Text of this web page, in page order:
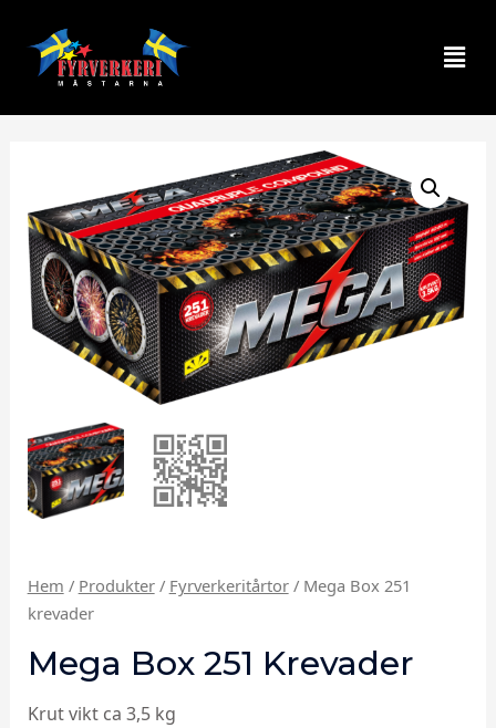
Hem / Produkter/ Fyrverkeritårtor/ Mega Box 251
krevader
Mega Box 251 Krevader
Krut vikt ca 3,5 kg